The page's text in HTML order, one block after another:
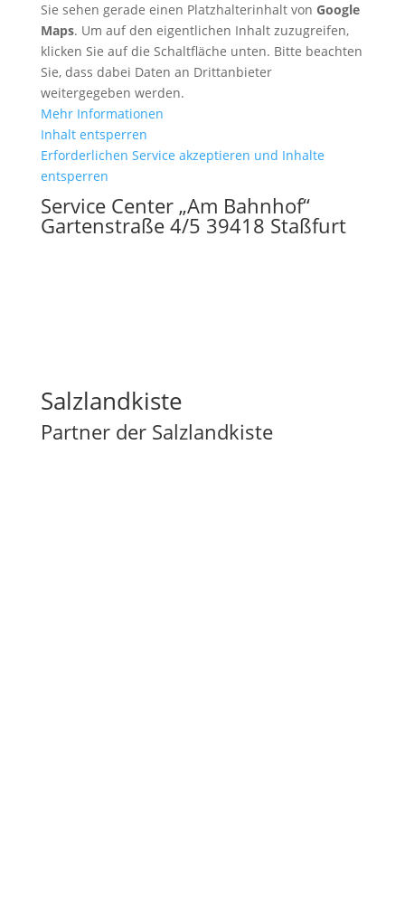
Sie sehen gerade einen Platzhalterinhalt von Google
Maps. Um auf den eigentlichen Inhalt zuzugreifen,
klicken Sie auf die Schaltfläche unten. Bitte beachten
Sie, dass dabei Daten an Drittanbieter
weitergegeben werden.
Mehr Informationen
Inhalt entsperren
Erforderlichen Service akzeptieren und Inhalte
entsperren
Service Center „Am Bahnhof“
Gartenstraße 4/5 39418 Staßfurt
Salzlandkiste
Partner der Salzlandkiste